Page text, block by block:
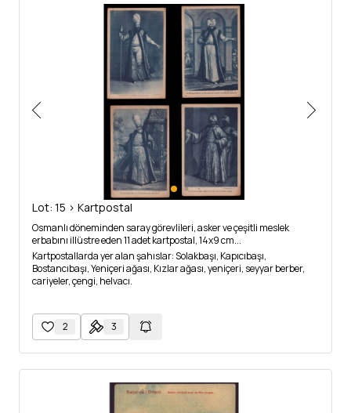
Lot: 15 > Kartpostal
Osmanlı döneminden saray görevlileri, asker ve çeşitli meslek
erbabını illüstre eden 11 adet kartpostal, 14x9 cm...
Kartpostallarda yer alan şahıslar: Solakbaşı, Kapıcıbaşı,
Bostancıbaşı, Yeniçeri ağası, Kızlar ağası, yeniçeri, seyyar berber,
cariyeler, çengi, helvacı.
2 3